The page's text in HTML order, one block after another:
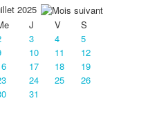
2025
J V
S
3 4
5
10 11
12
17 18
19
24 25
26
31